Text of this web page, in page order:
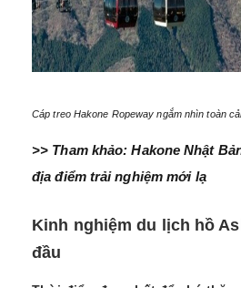
Cáp treo Hakone Ropeway ngắm nhìn toàn
>> Tham khảo: Hakone Nhật
địa điểm trải nghiệm mới lạ
Kinh nghiệm du lịch hồ
đầu